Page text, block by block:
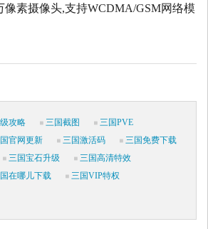
像素摄像头,支持WCDMA/GSM网络模
攻略 三国截图
三国PVE
官网更新 三国激活码
三国免费下载
三国宝石升级
三国高清特效
在哪儿下载
三国VIP特权